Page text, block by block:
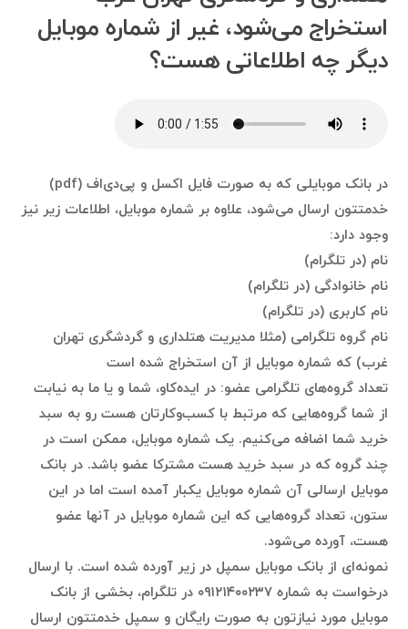
استخراج می‌شود، غیر از شماره موبایل
دیگر چه اطلاعاتی هست؟
در بانک موبایلی که به صورت فایل اکسل و پی‌دی‌اف (pdf)
خدمتتون ارسال می‌شود، علاوه بر شماره موبایل، اطلاعات زیر نیز
وجود دارد:
نام (در تلگرام)
نام خانوادگی (در تلگرام)
نام کاربری (در تلگرام)
نام گروه تلگرامی (مثلا مدیریت هتلداری و گردشگری تهران
غرب) که شماره موبایل از آن استخراج شده است
تعداد گروه‌های تلگرامی عضو: در ایده‌کاو، شما و یا ما به نیابت
از شما گروه‌هایی که مرتبط با کسب‌وکارتان هست رو به سبد
خرید شما اضافه می‌کنیم. یک شماره موبایل، ممکن است در
چند گروه که در سبد خرید هست مشترکا عضو باشد. در بانک
موبایل ارسالی آن شماره موبایل یکبار آمده است اما در این
ستون،‌ تعداد گروه‌هایی که این شماره موبایل در آنها عضو
هست، آورده می‌شود.
نمونه‌ای از بانک موبایل سمپل در زیر آورده شده است. با ارسال
درخواست به شماره ۰۹۱۲۱۴۰۰۲۳۷ در تلگرام، بخشی از بانک
موبایل مورد نیازتون به صورت رایگان و سمپل خدمتتون ارسال